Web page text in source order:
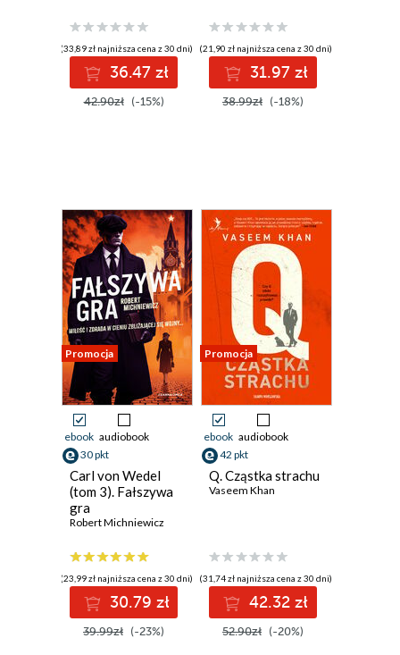
(33,89 zł najniższa cena z 30 dni)
36.47 zł
42.90zł (-15%)
(21,90 zł najniższa cena z 30 dni)
31.97 zł
38.99zł (-18%)
Promocja
ebook audiobook
30 pkt
Carl von Wedel
(tom 3). Fałszywa
gra
Robert Michniewicz
(23,99 zł najniższa cena z 30 dni)
30.79 zł
39.99zł (-23%)
Promocja
ebook audiobook
42 pkt
Q. Cząstka strachu
Vaseem Khan
(31,74 zł najniższa cena z 30 dni)
42.32 zł
52.90zł (-20%)